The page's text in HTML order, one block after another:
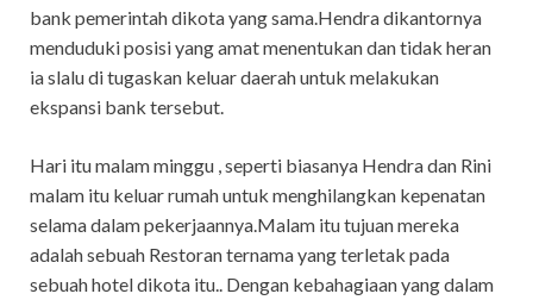
bank pemerintah dikota yang sama.Hendra dikantornya
menduduki posisi yang amat menentukan dan tidak heran
ia slalu di tugaskan keluar daerah untuk melakukan
ekspansi bank tersebut.
Hari itu malam minggu , seperti biasanya Hendra dan Rini
malam itu keluar rumah untuk menghilangkan kepenatan
selama dalam pekerjaannya.Malam itu tujuan mereka
adalah sebuah Restoran ternama yang terletak pada
sebuah hotel dikota itu.. Dengan kebahagiaan yang dalam